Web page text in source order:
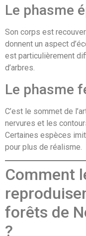
Le phasme
Son corps est
donnent un aspect
est particulièrement
d’arbres.
Le phasme
C’est le sommet de
nervures et les
Certaines espèces
pour plus de réalisme.
Comment
forêts de
?